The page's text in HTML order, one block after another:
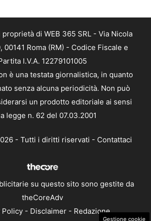
di WEB 365 SRL - Via Nicola
00141 Roma (RM) - Codice Fiscale e
I.V.A. 12279101005
è una testata giornalistica, in quanto
senza alcuna periodicità. Non può
un prodotto editoriale ai sensi
legge n. 62 del 07.03.2001
- Tutti i diritti riservati - Contattaci
su questo sito sono gestite da
theCoreAdv
Policy- Disclaimer- Redazione
Gestione cookie